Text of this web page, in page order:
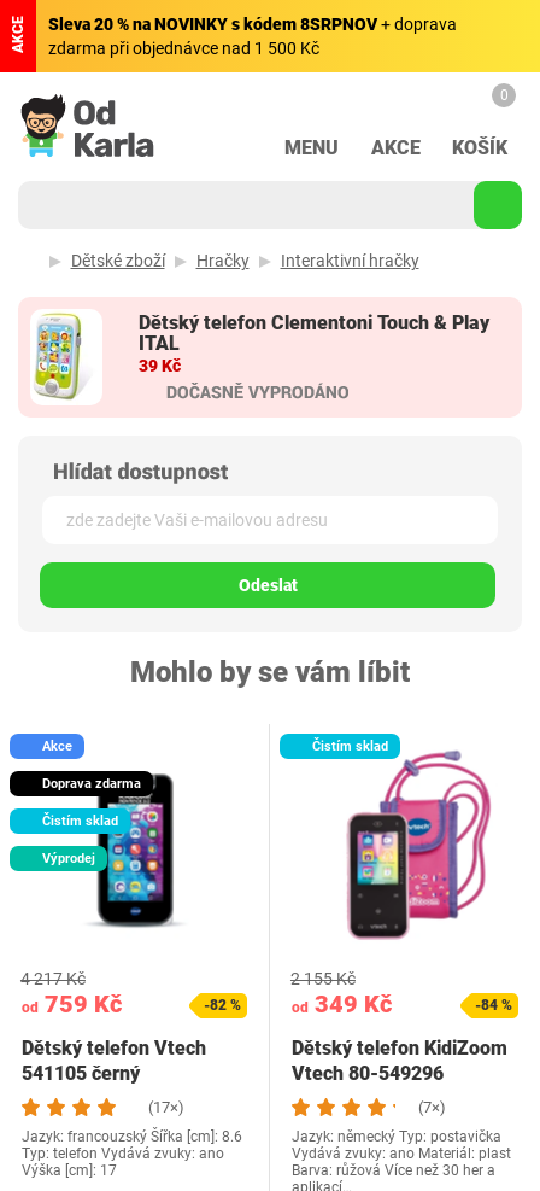
AKCE Sleva 20 % na NOVINKY s kódem 8SRPNOV+ doprava
zdarma při objednávce nad 1 500 Kč
MENU AKCE
0
KOŠÍK
Dětské zboží Hračky Interaktivní hračky
Dětský telefon Clementoni Touch & Play
ITAL
39 Kč
Odeslat
Mohlo by se vám líbit
Akce
Doprava zdarma
Čistím sklad
Výprodej
od 759 Kč
4 217 Kč
-82 %
Dětský telefon Vtech
541105 černý
(17×)
Jazyk: francouzský Šířka [cm]: 8.6
Typ: telefon Vydává zvuky: ano
Výška [cm]: 17
Čistím sklad
od 349 Kč
2 155 Kč
-84 %
Dětský telefon KidiZoom
Vtech 80-549296
(7×)
Jazyk: německý Typ: postavička
Vydává zvuky: ano Materiál: plast
Barva: růžová Více než 30 her a